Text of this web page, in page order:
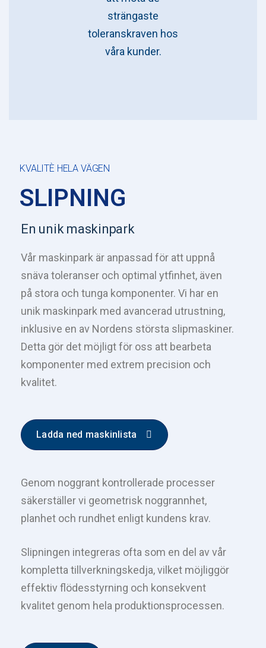
strängaste
toleranskraven hos
våra kunder.
KVALITÈ HELA VÄGEN
SLIPNING
En unik maskinpark
Vår maskinpark är anpassad för att uppnå
snäva toleranser och optimal ytfinhet, även
på stora och tunga komponenter. Vi har en
unik maskinpark med avancerad utrustning,
inklusive en av Nordens största slipmaskiner.
Detta gör det möjligt för oss att bearbeta
komponenter med extrem precision och
kvalitet.
Ladda ned maskinlista
Genom noggrant kontrollerade processer
säkerställer vi geometrisk noggrannhet,
planhet och rundhet enligt kundens krav.
Slipningen integreras ofta som en del av vår
kompletta tillverkningskedja, vilket möjliggör
effektiv flödesstyrning och konsekvent
kvalitet genom hela produktionsprocessen.